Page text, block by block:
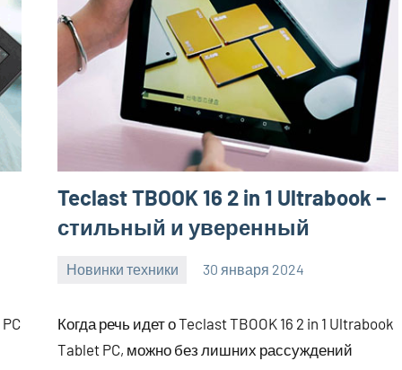
Teclast TBOOK 16 2 in 1 Ultrabook –
стильный и уверенный
Новинки техники 30 января 2024
Когда речь идет о Teclast TBOOK 16 2 in 1 Ultrabook
Tablet PC, можно без лишних рассуждений